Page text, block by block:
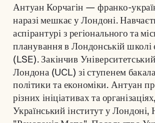
Антуан Корчагін — франко-
наразі мешкає у Лондоні.
аспірантурі з регіонального та
планування в Лондонській школі
(LSE). Закінчив
Лондона (UCL) зі ступенем
політики та економіки. Антуан
різних ініціативах та
Український інститут у